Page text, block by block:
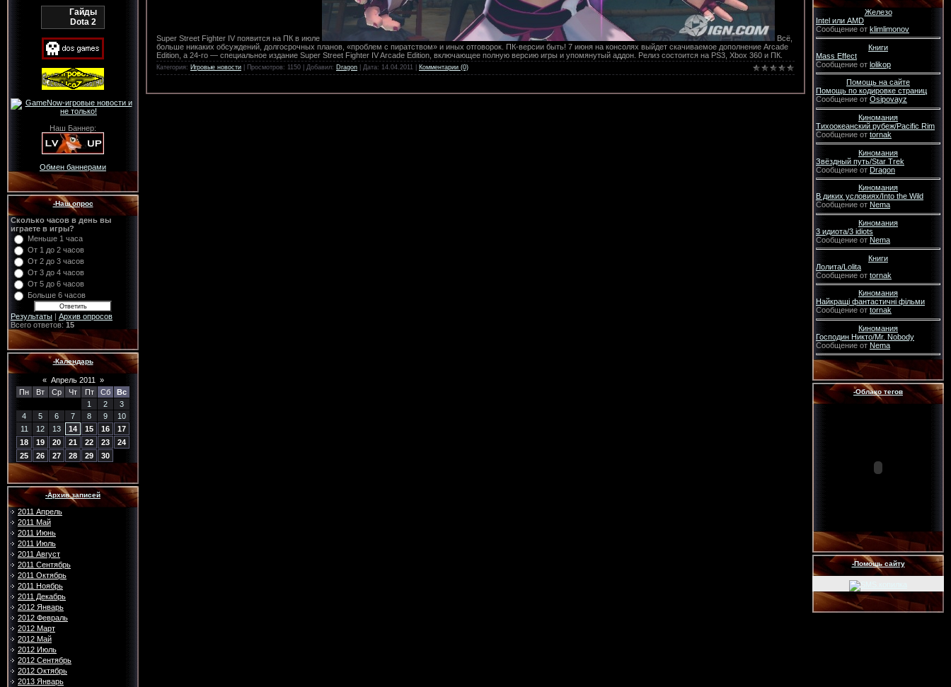
Гайды
Dota 2
Наш Баннер:
Обмен баннерами
-Наш опрос
Сколько часов в день вы
играете в игры?
Меньше 1 часа
От 1 до 2 часов
От 2 до 3 часов
От 3 до 4 часов
От 5 до 6 часов
Больше 6 часов
Результаты | Архив опросов
Всего ответов: 15
-Календарь
« Апрель 2011
»
Пн
Вт Ср Чт Пт Сб
Вс
1
2
3
4
5 6 7 8 9
10
11
12 13 14 15 16
17
18
19 20 21 22 23
24
25
26 27 28 29 30
-Архив записей
2011 Апрель
2011 Май
2011 Июнь
2011 Июль
2011 Август
2011 Сентябрь
2011 Октябрь
2011 Ноябрь
2011 Декабрь
2012 Январь
2012 Февраль
2012 Март
2012 Май
2012 Июль
2012 Сентябрь
2012 Октябрь
2013 Январь
Super Street Fighter IV появится на ПК в июле
Всё,
больше никаких обсуждений, долгосрочных планов, «проблем с пиратством» и иных отговорок. ПК-версии быть! 7 июня на консолях выйдет скачиваемое дополнение Arcade
Edition, а 24-го — специальное издание Super Street Fighter IV Arcade Edition, включающее полную версию игры и упомянутый аддон. Релиз состоится на PS3, Xbox 360 и ПК.
Категория: Игровые новости | Просмотров: 1150 | Добавил: Dragon | Дата: 14.04.2011 Комментарии (0)
Железо
Intel или AMD
Сообщение от klimlimonov
Книги
Mass Effect
Сообщение от lolikop
Помощь на сайте
Помощь по кодировке страниц
Сообщение от Osipovayz
Киномания
Тихоокеанский рубеж/Pacific Rim
Сообщение от tornak
Киномания
Звёздный путь/Star Trek
Сообщение от Dragon
Киномания
В диких условиях/Into the Wild
Сообщение от Nema
Киномания
3 идиота/3 idiots
Сообщение от Nema
Книги
Лолита/Lolita
Сообщение от tornak
Киномания
Найкращі фантастичні фільми
Сообщение от tornak
Киномания
Господин Никто/Mr. Nobody
Сообщение от Nema
-Облако тегов
-Помощь сайту